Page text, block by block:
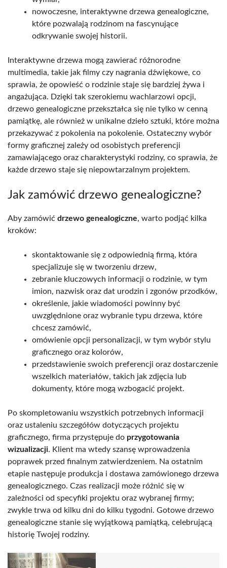
nowoczesne, interaktywne drzewa genealogiczne,
które pozwalają rodzinom na fascynujące
odkrywanie swojej historii.
Interaktywne drzewa mogą zawierać różnorodne
multimedia, takie jak filmy czy nagrania dźwiękowe, co
sprawia, że opowieść o rodzinie staje się bardziej żywa i
angażująca. Dzięki tak szerokiemu wachlarzowi opcji,
drzewo genealogiczne przekształca się nie tylko w cenną
pamiątkę, ale również w unikalne dzieło sztuki, które można
przekazywać z pokolenia na pokolenie. Ostateczny wybór
formy graficznej zależy od osobistych preferencji
zamawiającego oraz charakterystyki rodziny, co sprawia, że
każde drzewo staje się niepowtarzalnym projektem.
Jak zamówić drzewo genealogiczne?
Aby zamówić drzewo genealogiczne, warto podjąć kilka
kroków:
skontaktowanie się z odpowiednią firmą, która
specjalizuje się w tworzeniu drzew,
zebranie kluczowych informacji o rodzinie, w tym
imion, nazwisk oraz dat urodzin i zgonów przodków,
określenie, jakie wiadomości powinny być
uwzględnione oraz wybranie typu drzewa, które
chcesz zamówić,
omówienie opcji personalizacji, w tym wybór stylu
graficznego oraz kolorów,
przedstawienie swoich preferencji oraz dostarczenie
wszelkich materiałów, takich jak zdjęcia lub
dokumenty, które mogą wzbogacić projekt.
Po skompletowaniu wszystkich potrzebnych informacji
oraz ustaleniu szczegółów dotyczących projektu
graficznego, firma przystępuje do przygotowania
wizualizacji. Klient ma wtedy szansę wprowadzenia
poprawek przed finalnym zatwierdzeniem. Na ostatnim
etapie następuje produkcja i dostawa zamówionego drzewa
genealogicznego. Czas realizacji może różnić się w
zależności od specyfiki projektu oraz wybranej firmy;
zwykle trwa od kilku dni do kilku tygodni. Gotowe drzewo
genealogiczne stanie się wyjątkową pamiątką, celebrującą
historię Twojej rodziny.